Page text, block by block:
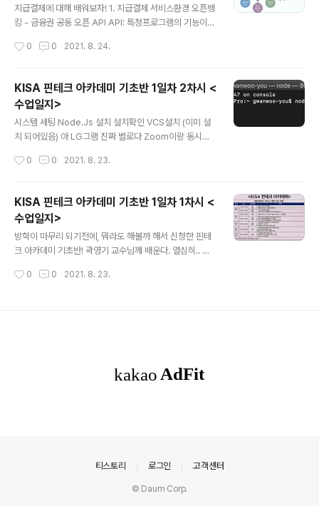
한 키워드 -컴포넌트는 웹의 구성요소를 정의 내림 - 프롭
스는 프로퍼티를 통해 데이..
지급결제에 대해 배워보자! 1. 지급결제 서비스환경 오픈뱅
킹 - 금융권 공동 오픈 API API: 특정프로그램의 기능이나
신규칙 새로운 핀테크 기업이 지속적으로 출현할 수 있는
PI 인증/관리 API 오픈뱅킹 : 모든 핀테크 업체나 은행이
핀테크 서비스를 원활하게 개발할 수 있도록 조회, 이체 등
은행의 핵심 서비스를 표준화해 오픈API형태로 제공하는
공동 인프라 ▪ 앱 하나로 모든 은행계좌에서 출금이나 이
체를 할 수 있는 오픈뱅킹 시행 ▪ 오픈뱅킹 도입은 은행이
의 핵심축이 핀테크로 이동할 수 있는 계기로 작용 오픈뱅
0 0 2021. 8. 24.
KISA 핀테크 아카데미 기초반 1일차 2차시 <
수업일지>
시스템 세팅 Node.Js 설치 설치확인 VCS설치 (이미 설
치 되어있음) 아 LG그램 진짜 별로다 Zoom이랑 동시에
건 안봐도 Git을 보고 코딩 스타일, 발전 가능성을 본다고
cetree통해서 가져옴 웹 프로그래밍 개요 서버 네트워크
클라이언트 역할 사용자의 요청에 응답 클라이언트의 요청
을 전달 (주소만 알면 됨 지금은 그 안에 일어나는 일들은
알아서 처리하도록) 사용자와 인터렉션/사용자가 사용하는
프로그램 예시 웹 어플리케이션 서버 인터넷/인트라넷 안
이스 등등 (통신 규약- 프로토콜) 대부분의 응답에 대한 데
0 0 2021. 8. 23.
KISA 핀테크 아카데미 기초반 1일차 1차시 <
수업일지>
방학이 마무리 되기전에, 뭐라도 해볼까 해서 신청한 핀테
크 아카데미 기초반! 곽영기 교수님께 배운다. 열심히.. 들
적 업무 : 수신 + 여신 1. 수신 : 예금 받는 업무 2. 여신업
슈들 금융권의 디지털 전환이 급속히 진행되고 있다. (ex:
0 0 2021. 8. 23.
티스토리 로그인 고객센터
© Daum Corp.